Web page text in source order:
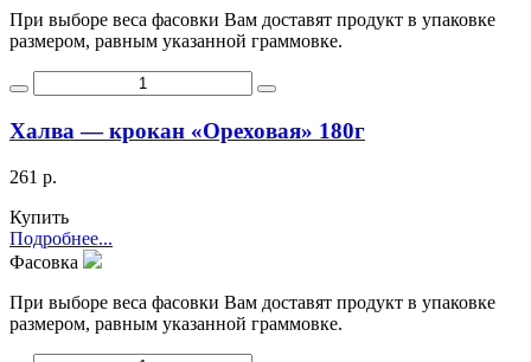
При выборе веса фасовки Вам доставят продукт в упаковке
размером, равным указанной граммовке.
Халва — крокан «Ореховая» 180г
261 р.
Купить
Подробнее...
Фасовка
При выборе веса фасовки Вам доставят продукт в упаковке
размером, равным указанной граммовке.